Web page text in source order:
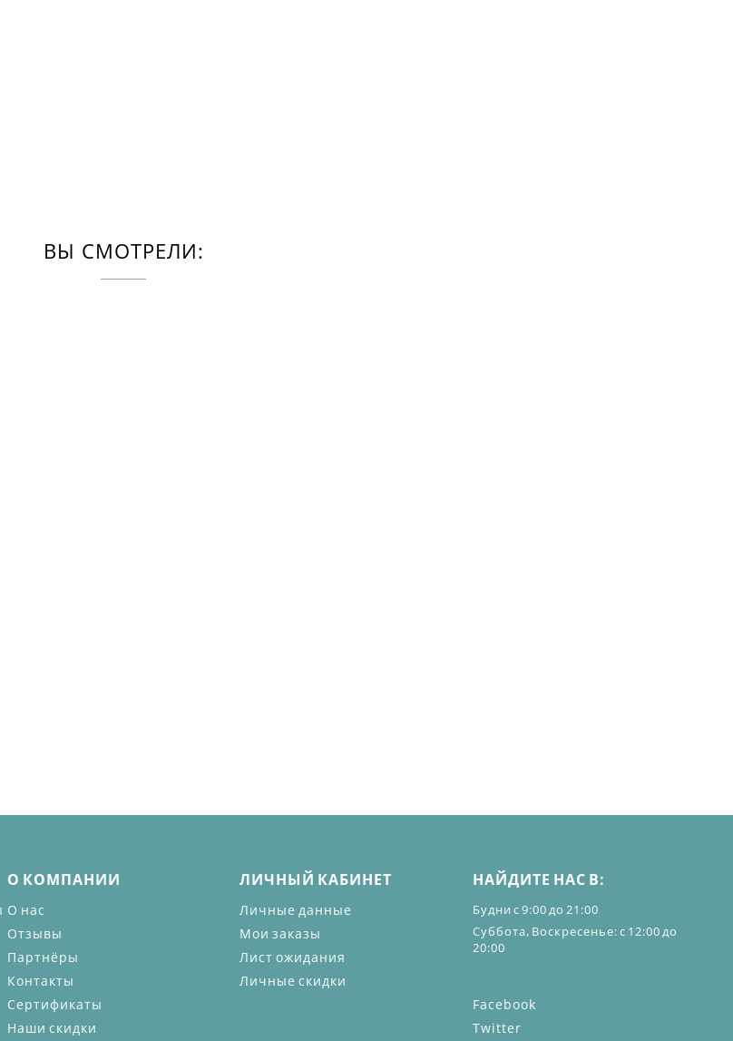
ВЫ СМОТРЕЛИ:
О КОМПАНИИ
О нас
Отзывы
Партнёры
Контакты
Сертификаты
Наши скидки
ЛИЧНЫЙ КАБИНЕТ
Личные данные
Мои заказы
Лист ожидания
Личные скидки
НАЙДИТЕ НАС В:
Будни с 9:00 до 21:00
Суббота, Воскресенье: с 12:00 до
20:00
Facebook
Twitter